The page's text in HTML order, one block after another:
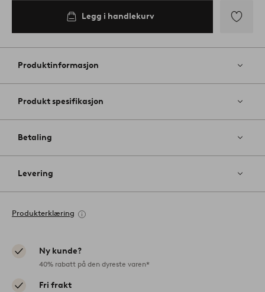
Legg i handlekurv
til
Produktinformasjon
Produkt spesifikasjon
Betaling
Levering
Produkterklæring
Ny kunde?
40% rabatt på den dyreste varen*
Fri frakt